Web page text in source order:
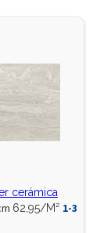
cerámica
62,95/M² 1-3